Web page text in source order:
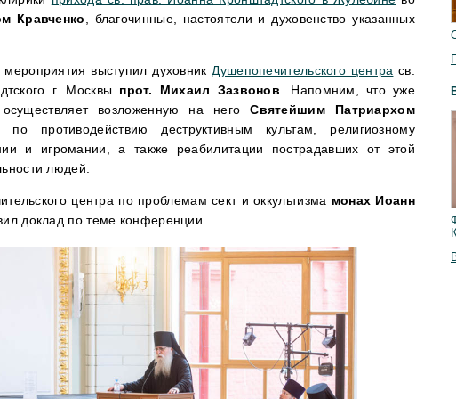
Кравченко, благочинные, настоятели и духовенство указанных
выступил духовникДушепопечительского центра св.
г. Москвы прот. Михаил Зазвонов. Напомним, что уже
возложенную на негоСвятейшим Патриархом
противодействию деструктивным культам, религиозному
и игромании, а также реабилитации пострадавших от этой
людей.
центра по проблемам сект и оккультизма монах Иоанн
доклад по теме конференции.